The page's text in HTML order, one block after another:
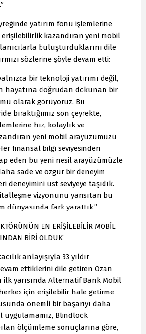
yatırım fonu işlemlerine
erişilebilirlik kazandıran yeni mobil
buluşturduklarını dile
sözlerine şöyle devam etti:
bir teknoloji yatırımı değil,
hayatına doğrudan dokunan bir
olarak görüyoruz. Bu
bıraktığımız son çeyrekte,
hız, kolaylık ve
yeni mobil arayüzümüzü
finansal bilgi seviyesinden
eden bu yeni nesil arayüzümüzle
sade ve özgür bir deneyim
deneyimini üst seviyeye taşıdık.
vizyonunu yansıtan bu
dünyasında fark yarattık.”
EN ERİŞİLEBİLİR MOBİL
BİRİ OLDUK’
anlayışıyla 33 yıldır
ettiklerini dile getiren Ozan
ilk yarısında Alternatif Bank Mobil
için erişilebilir hale getirme
önemli bir başarıyı daha
uygulamamız, Blindlook
ölçümleme sonuçlarına göre,